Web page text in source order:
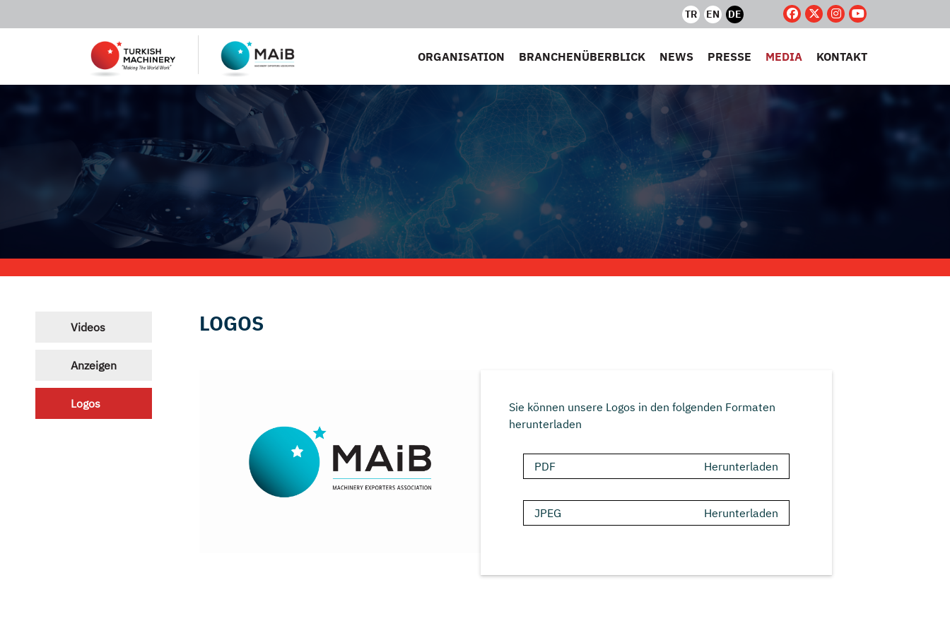
TR EN DE
ORGANISATION BRANCHENÜBERBLICK NEWS PRESSE MEDIA KONTAKT
Videos
Anzeigen
Logos
LOGOS
Sie können unsere Logos in den folgenden Formaten
herunterladen
PDF Herunterladen
JPEG Herunterladen